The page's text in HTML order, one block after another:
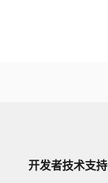
开发者技术支持